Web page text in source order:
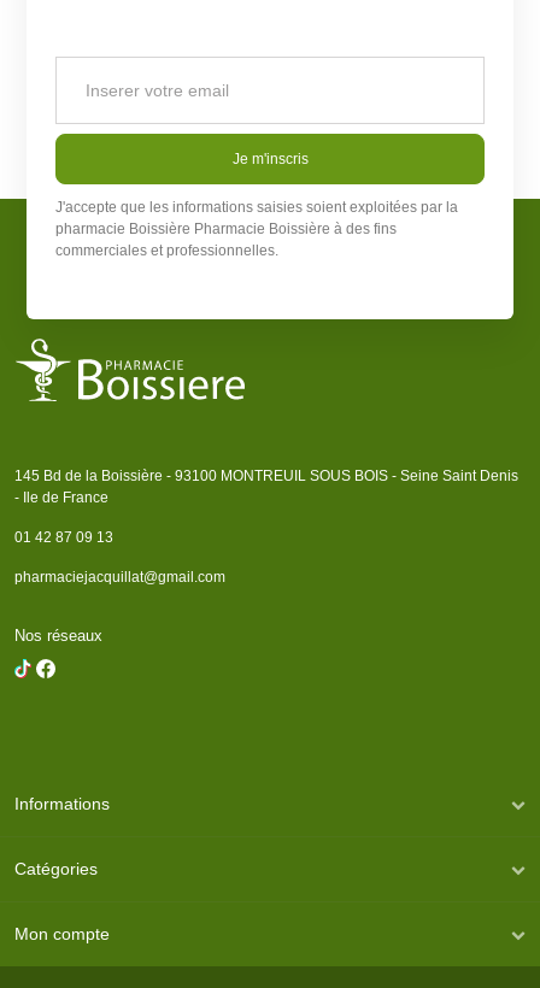
Je m'inscris
J'accepte que les informations saisies soient exploitées par la
pharmacie Boissière Pharmacie Boissière à des fins
commerciales et professionnelles.
145 Bd de la Boissière - 93100 MONTREUIL SOUS BOIS - Seine Saint Denis
- Ile de France
01 42 87 09 13
pharmaciejacquillat@gmail.com
Nos réseaux
Informations
Catégories
Mon compte